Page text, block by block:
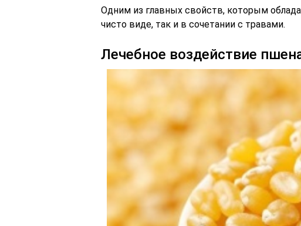
Одним из главных свойств, которым
чисто виде, так и в сочетании с травами.
Лечебное воздействие